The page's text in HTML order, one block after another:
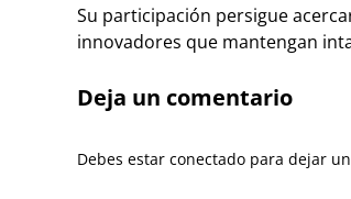
Su participación persigue
innovadores que mantengan
Deja un comentario
Debes estar conectado para dejar